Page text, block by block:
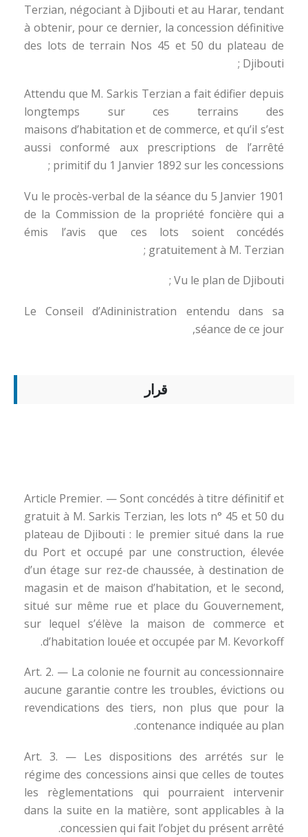
Terzian, négociant à Djibouti et au Harar, tendant
à obtenir, pour ce dernier, la concession définitive
des lots de terrain Nos 45 et 50 du plateau de
Djibouti ;
Attendu que M. Sarkis Terzian a fait édifier depuis
longtemps sur ces terrains des
maisons d’habitation et de commerce, et qu’il s’est
aussi conformé aux prescriptions de l’arrêté
primitif du 1 Janvier 1892 sur les concessions ;
Vu le procès-verbal de la séance du 5 Janvier 1901
de la Commission de la propriété foncière qui a
émis l’avis que ces lots soient concédés
gratuitement à M. Terzian ;
Vu le plan de Djibouti ;
Le Conseil d’Adininistration entendu dans sa
séance de ce jour,
قرار
Article Premier. — Sont concédés à titre définitif et
gratuit à M. Sarkis Terzian, les lots n° 45 et 50 du
plateau de Djibouti : le premier situé dans la rue
du Port et occupé par une construction, élevée
d’un étage sur rez-de chaussée, à destination de
magasin et de maison d’habitation, et le second,
situé sur même rue et place du Gouvernement,
sur lequel s’élève la maison de commerce et
d’habitation louée et occupée par M. Kevorkoff.
Art. 2. — La colonie ne fournit au concessionnaire
aucune garantie contre les troubles, évictions ou
revendications des tiers, non plus que pour la
contenance indiquée au plan.
Art. 3. — Les dispositions des arrétés sur le
régime des concessions ainsi que celles de toutes
les règlementations qui pourraient intervenir
dans la suite en la matière, sont applicables à la
concessien qui fait l’objet du présent arrêté.